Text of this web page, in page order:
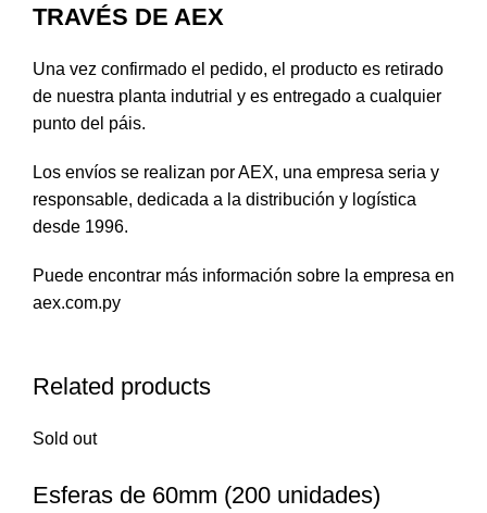
TRAVÉS DE AEX
Una vez confirmado el pedido, el producto es retirado
de nuestra planta indutrial y es entregado a cualquier
punto del páis.
Los envíos se realizan por AEX, una empresa seria y
responsable, dedicada a la distribución y logística
desde 1996.
Puede encontrar más información sobre la empresa en
aex.com.py
Related products
Sold out
Esferas de 60mm (200 unidades)